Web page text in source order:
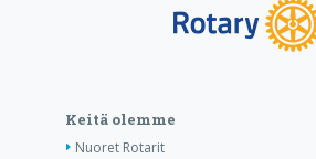
Keitä olemme
Nuoret Rotarit